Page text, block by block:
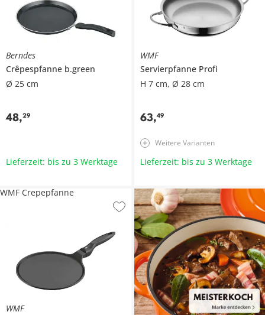
Berndes
Crêpespfanne b.green
Ø 25 cm
48,29
Lieferzeit: bis zu 3 Werktage
WMF
Servierpfanne Profi
H 7 cm, Ø 28 cm
63,49
Weitere Varianten
Lieferzeit: bis zu 3 Werktage
WMF
WMF Crepepfanne